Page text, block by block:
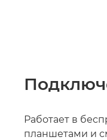
Работает в
планшетами и